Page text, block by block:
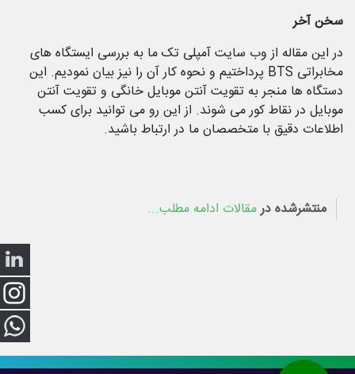
سخن آخر
در این مقاله از وب سایت آمپلی تک ما به بررسی ایستگاه های
مخابراتی BTS پرداختیم و نحوه کار آن را نیز بیان نمودیم. این
دستگاه ها منجر به تقویت آنتن موبایل خانگی و تقویت آنتن
موبایل در نقاط کور می شوند. از این رو می توانید برای کسب
اطلاعات دقیق با متخصصان ما در ارتباط باشید.
منتشرشده درمقالات ادامه مطلب...